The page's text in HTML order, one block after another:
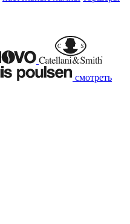
смотреть